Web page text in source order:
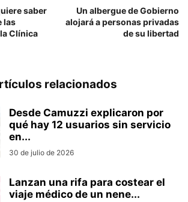
saber
las
Clínica
Un albergue de Gobierno
alojará a personas privadas
de su libertad
relacionados
Desde Camuzzi explicaron por
qué hay 12 usuarios sin servicio
en...
30 de julio de 2026
Lanzan una rifa para costear el
viaje médico de un nene...